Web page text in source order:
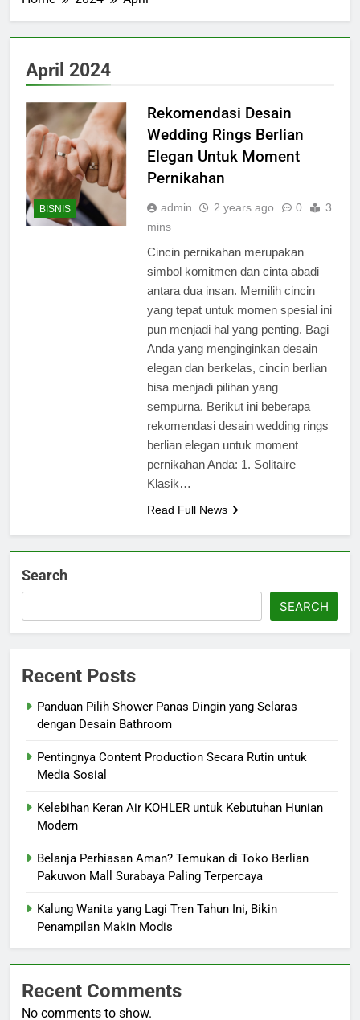
April 2024
BISNIS
Rekomendasi Desain
Wedding Rings Berlian
Elegan Untuk Moment
Pernikahan
admin 2 years ago 0
3
mins
Cincin pernikahan merupakan
simbol komitmen dan cinta abadi
antara dua insan. Memilih cincin
yang tepat untuk momen spesial ini
pun menjadi hal yang penting. Bagi
Anda yang menginginkan desain
elegan dan berkelas, cincin berlian
bisa menjadi pilihan yang
sempurna. Berikut ini beberapa
rekomendasi desain wedding rings
berlian elegan untuk moment
pernikahan Anda: 1. Solitaire
Klasik…
Read Full News
Search
SEARCH
Recent Posts
Panduan Pilih Shower Panas Dingin yang Selaras
dengan Desain Bathroom
Pentingnya Content Production Secara Rutin untuk
Media Sosial
Kelebihan Keran Air KOHLER untuk Kebutuhan Hunian
Modern
Belanja Perhiasan Aman? Temukan di Toko Berlian
Pakuwon Mall Surabaya Paling Terpercaya
Kalung Wanita yang Lagi Tren Tahun Ini, Bikin
Penampilan Makin Modis
Recent Comments
No comments to show.